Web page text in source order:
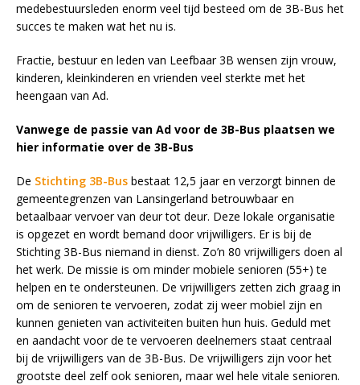
medebestuursleden enorm veel tijd besteed om de 3B-Bus het
succes te maken wat het nu is.
Fractie, bestuur en leden van Leefbaar 3B wensen zijn vrouw,
kinderen, kleinkinderen en vrienden veel sterkte met het
heengaan van Ad.
Vanwege de passie van Ad voor de 3B-Bus plaatsen we
hier informatie over de 3B-Bus
De Stichting 3B-Bus bestaat 12,5 jaar en verzorgt binnen de
gemeentegrenzen van Lansingerland betrouwbaar en
betaalbaar vervoer van deur tot deur. Deze lokale organisatie
is opgezet en wordt bemand door vrijwilligers. Er is bij de
Stichting 3B-Bus niemand in dienst. Zo’n 80 vrijwilligers doen al
het werk. De missie is om minder mobiele senioren (55+) te
helpen en te ondersteunen. De vrijwilligers zetten zich graag in
om de senioren te vervoeren, zodat zij weer mobiel zijn en
kunnen genieten van activiteiten buiten hun huis. Geduld met
en aandacht voor de te vervoeren deelnemers staat centraal
bij de vrijwilligers van de 3B-Bus. De vrijwilligers zijn voor het
grootste deel zelf ook senioren, maar wel hele vitale senioren.